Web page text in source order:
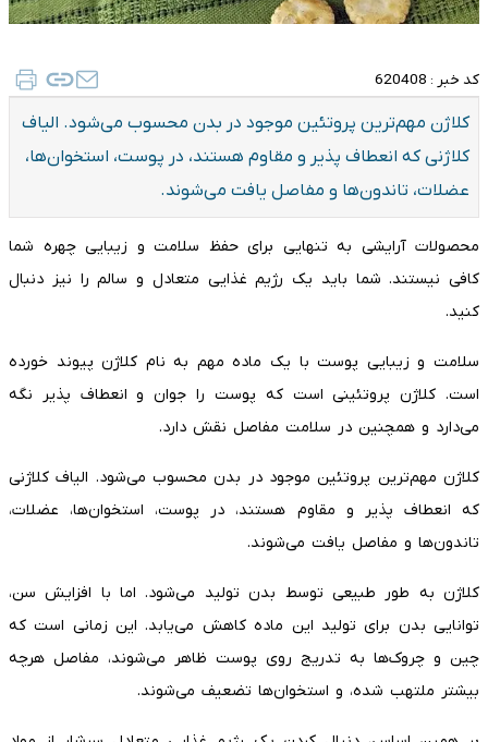
کد خبر : 620408
کلاژن مهم‌ترین پروتئین موجود در بدن محسوب می‌شود. الیاف
کلاژنی که انعطاف پذیر و مقاوم هستند، در پوست، استخوان‌ها،
عضلات، تاندون‌ها و مفاصل یافت می‌شوند.
محصولات آرایشی به تنهایی برای حفظ سلامت و زیبایی چهره شما
کافی نیستند. شما باید یک رژیم غذایی متعادل و سالم را نیز دنبال
کنید.
سلامت و زیبایی پوست با یک ماده مهم به نام کلاژن پیوند خورده
است. کلاژن پروتئینی است که پوست را جوان و انعطاف پذیر نگه
می‌دارد و همچنین در سلامت مفاصل نقش دارد.
کلاژن مهم‌ترین پروتئین موجود در بدن محسوب می‌شود. الیاف کلاژنی
که انعطاف پذیر و مقاوم هستند، در پوست، استخوان‌ها، عضلات،
تاندون‌ها و مفاصل یافت می‌شوند.
کلاژن به طور طبیعی توسط بدن تولید می‌شود. اما با افزایش سن،
توانایی بدن برای تولید این ماده کاهش می‌یابد. این زمانی است که
چین و چروک‌ها به تدریج روی پوست ظاهر می‌شوند، مفاصل هرچه
بیشتر ملتهب شده، و استخوان‌ها تضعیف می‌شوند.